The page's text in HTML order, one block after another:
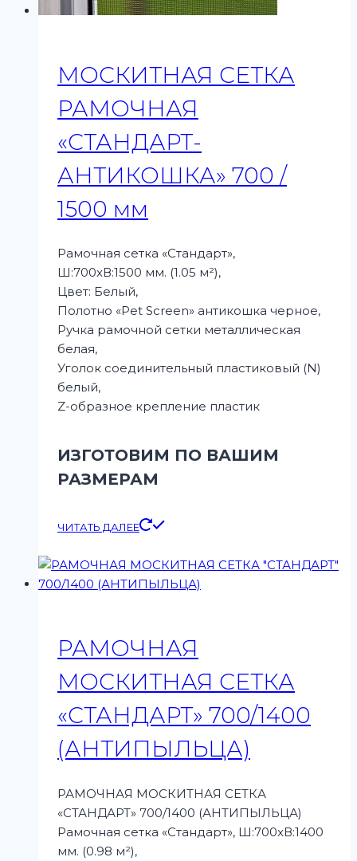
МОСКИТНАЯ СЕТКА
РАМОЧНАЯ
«СТАНДАРТ-
АНТИКОШКА» 700 /
1500 мм
Рамочная сетка «Стандарт»,
Ш:700xВ:1500 мм. (1.05 м²),
Цвет: Белый,
Полотно «Pet Screen» антикошка черное,
Ручка рамочной сетки металлическая
белая,
Уголок соединительный пластиковый (N)
белый,
Z-образное крепление пластик
ИЗГОТОВИМ ПО ВАШИМ
РАЗМЕРАМ
ЧИТАТЬ ДАЛЕЕ
РАМОЧНАЯ
МОСКИТНАЯ СЕТКА
«СТАНДАРТ» 700/1400
(АНТИПЫЛЬЦА)
РАМОЧНАЯ МОСКИТНАЯ СЕТКА
«СТАНДАРТ» 700/1400 (АНТИПЫЛЬЦА)
Рамочная сетка «Стандарт», Ш:700xВ:1400
мм. (0.98 м²),